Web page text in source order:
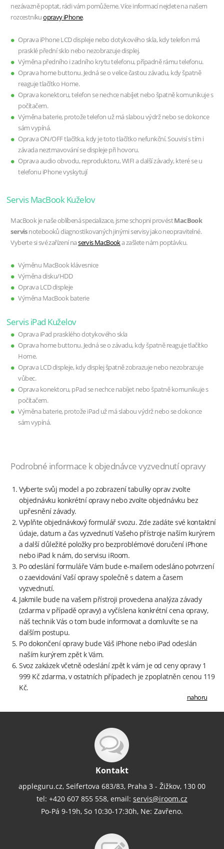
nezávazně poptat, rádi vám pomůžeme. Více informací nejdete na našem
rozcestníkuopravy iPhone.
Oprava iPhone LCD displeje nebo dotykového skla, kdy telefon má
prasklé přední sklo nebo nezobrazuje displej.
Výměna předního i zadního krytu telefonu, případně rámu telefonu.
Oprava home buttonu. Jedná se o velice častou závadu, kdy špatně
reaguje tlačítko Home.
Oprava konektoru, telefon se nechce nabíjet nebo špatně komunikuje s
počítačem.
Výměna baterie, protože telefon už má slabou výdrž nebo se dokonce
sám vypíná.
Oprava ON/OFF tlačítka, kdy je toto tlačítko nefunkční. Souvisí s tím i
závada neztmavování se displeje při hovoru.
Oprava audio obvodu, reproduktoru, WIFI a další závady, které se u
telefonu iPhone vyskytují
Servis MacBook Kuželov
MacBook je naše oblíbená specializace, jsme schopni provéstMacBook
servisnotebooků diagnostikovaných jinými servisy jako neopravitelné.
Vyberte si své zařízení naservis MacBooka zašlete nám poptávku.
Výměnu MacBook klávesnice
Výměna disku/HDD
Oprava LCD displeje
Výměna MacBook baterie
Servis iPad Kuželov
Oprava iPad prasklého dotykového skla
Oprava home buttonu. Jedná se o závadu, kdy špatně reaguje tlačítko
Home.
Oprava LCD displeje, kdy displej špatně zobrazuje nebo nezobrazuje
vůbec.
Oprava konektoru, pPad se nechce nabíjet nebo špatně komunikuje s
počítačem.
Výměna baterie, protože iPad už má slabou výdrž nebo se dokonce
sám vypíná.
Podrobné informace k objednávce vyzvednutí opravy
Vyberte svůj model a po zobrazení tabulky oprav zvolte
objednávku konkrétní opravy nebo zvolte objednávku bez
upřesnění závady.
Vyplňte objednávkový formulář svozu. Zde zadáte své kontaktní
údaje, datum a čas vyzvednutí Vašeho přístroje naším kurýrem
a další důležité položky pro bezproblémové doručení iPhone
nebo iPad k nám, do servisu iRoom.
Po odeslání formuláře Vám bude e-mailem odesláno potvrzení
o zaevidování Vaší opravy společně s datem a časem
vyzvednutí.
Jakmile bude na vašem přístroji provedena analýza závady
(zdarma v případě opravy) a vyčíslena konkrétní cena opravy,
náš technik Vás o tom bude informovat a domluvíte se na
dalším postupu.
Po dokončení opravy bude Váš iPhone nebo iPad odeslán
naším kurýrem zpět k Vám.
Svoz zakázek včetně odeslání zpět k vám je od ceny opravy 1
999 Kč zdarma, v ostatních případech je zpoplatněn cenou 119
Kč.
nahoru
Kontakt
appleguru.cz, Seifertova 683/83, Praha 3 - Žižkov, 130 00
tel: +420 607 855 558, email: servis@iroom.cz
Po-Pá 9-19h, So 10:30-17:30h, Ne: Zavřeno.